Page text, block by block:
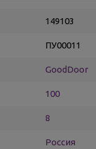
149103
ПУ00011
GoodDoor
100
8
Россия